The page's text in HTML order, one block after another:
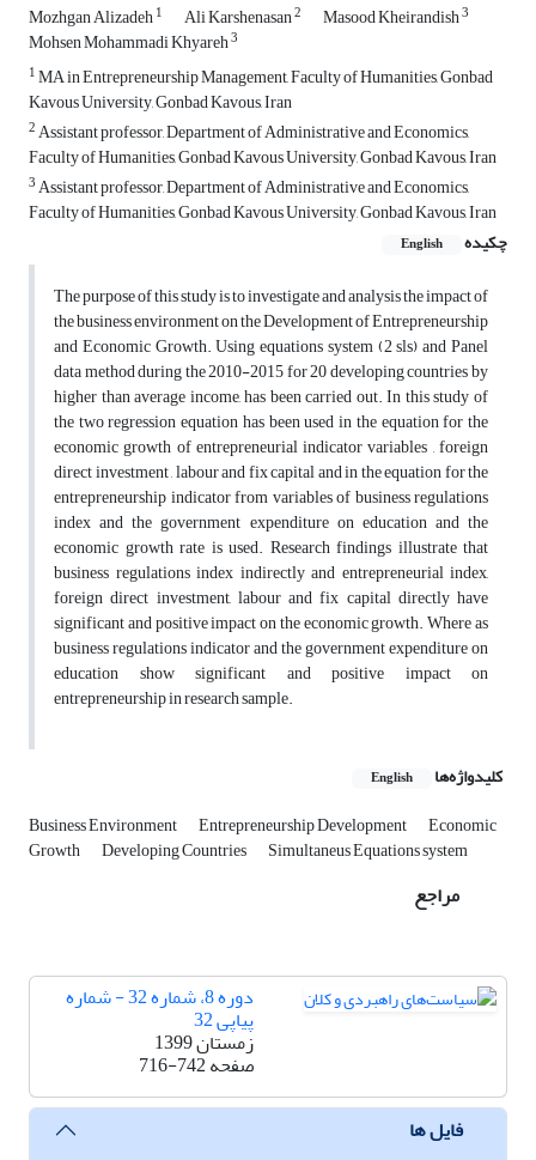
Mozhgan Alizadeh1 Ali Karshenasan2 Masood Kheirandish3
Mohsen Mohammadi Khyareh3
1MA in Entrepreneurship Management, Faculty of Humanities, Gonbad
Kavous University, Gonbad Kavous, Iran
2Assistant professor, Department of Administrative and Economics,
Faculty of Humanities, Gonbad Kavous University, Gonbad Kavous, Iran
3Assistant professor, Department of Administrative and Economics,
Faculty of Humanities, Gonbad Kavous University, Gonbad Kavous, Iran
چکیده
English
The purpose of this study is to investigate and analysis the impact of
the business environment on the Development of Entrepreneurship
and Economic Growth. Using equations system (2 sls) and Panel
data method during the 2010-2015 for 20 developing countries by
higher than average income, has been carried out. In this study of
the two regression equation has been used in the equation for the
economic growth of entrepreneurial indicator variables , foreign
direct investment , labour and fix capital and in the equation for the
entrepreneurship indicator from variables of business regulations
index and the government expenditure on education and the
economic growth rate is used. Research findings illustrate that
business regulations index indirectly and entrepreneurial index,
foreign direct investment, labour and fix capital directly have
significant and positive impact on the economic growth. Where as
business regulations indicator and the government expenditure on
education show significant and positive impact on
entrepreneurship in research sample.
کلیدواژه‌ها English
Business Environment Entrepreneurship Development Economic
Growth Developing Countries Simultaneus Equations system
مراجع
دوره 8، شماره 32 - شماره
پیاپی 32
زمستان 1399
صفحه716-742
فایل ها